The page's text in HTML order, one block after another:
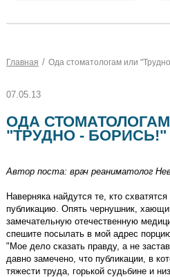
Главная / Ода стоматологам или
07.05.13
ОДА
"ТРУДНО - БОРИСЬ!"
Автор поста: врач реаниматолог
Наверняка найдутся те, кто
публикацию. Опять чернушник,
замечательную отечественную
спешите посылать в мой адрес
"Мое дело сказать правду, а не
давно замечено, что публикации, в
тяжести труда, горькой судьбине и